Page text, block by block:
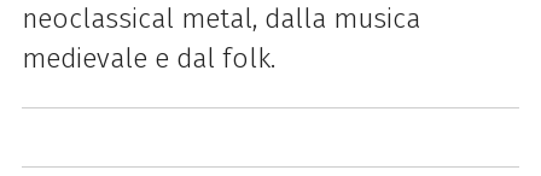
neoclassical metal, dalla musica
medievale e dal folk.